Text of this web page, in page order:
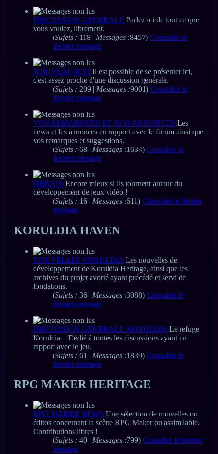
DISCUSSION GENERALE Parlez ici de tout ce que
vous voulez, librement.
(Sujets : 118 | Messages :8457) Consulter le
dernier message
NOUVEAU ICI ? Il est possible de se présenter ici,
c'est assez proche d'une discussion générale.
(Sujets : 209 | Messages :9001) Consulter le
dernier message
VOS REMARQUES ET NOS ANNONCES Les
news et les annonces en rapport avec le forum ainsi que
vos remarques et suggestions.
(Sujets : 68 | Messages :1634) Consulter le
dernier message
DEBATS Encore mieux si ils tournent autour du
développement de jeux vidéo !
(Sujets : 16 | Messages :611) Consulter le dernier
message
KORULDIA HAVEN
NOUVELLES KORULDIA Les nouvelles de
développement de Koruldia Heritage, ainsi que les
archives du projet avorté ayant précédé et servi de
fondations.
(Sujets : 36 | Messages :3088) Consulter le
dernier message
DISCUSSION GENERALE KORULDIA Le refuge
Koruldia... Dédié à toutes les discussions ayant un
rapport avec le jeu.
(Sujets : 61 | Messages :1839) Consulter le
dernier message
RPG MAKER HERITAGE
RPG MAKER NEWS Une sélection de nouvelles ou
éditos concernant la scène RPG Maker ou assimilable.
Contributions libres !
(Sujets : 40 | Messages :799) Consulter le dernier
message